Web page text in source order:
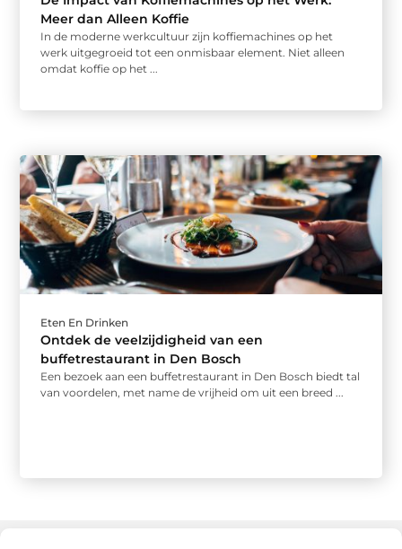
Meer dan Alleen Koffie
In de moderne werkcultuur zijn koffiemachines op het
werk uitgegroeid tot een onmisbaar element. Niet alleen
omdat koffie op het ...
Eten En Drinken
Ontdek de veelzijdigheid van een
buffetrestaurant in Den Bosch
Een bezoek aan een buffetrestaurant in Den Bosch biedt tal
van voordelen, met name de vrijheid om uit een breed ...